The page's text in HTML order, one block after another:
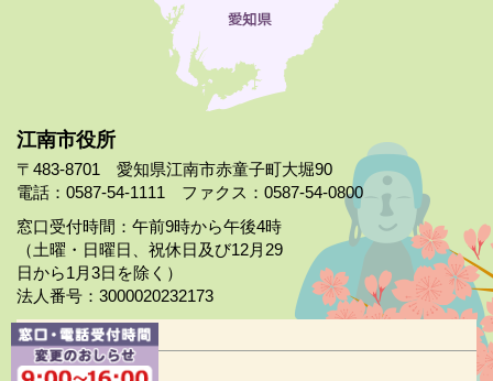
江南市役所
〒483-8701 愛知県江南市赤童子町大堀90
電話：0587-54-1111 ファクス：0587-54-0800
窓口受付時間：午前9時から午後4時
（土曜・日曜日、祝休日及び12月29
日から1月3日を除く）
法人番号：3000020232173
市役所案内
日曜市役所